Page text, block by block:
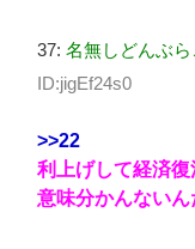
37: 名無しどんぶら
ID:jigEf24s0
>>22
利上げして経済復
意味分かんない